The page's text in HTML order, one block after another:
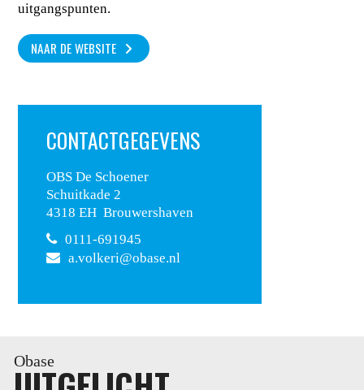
uitgangspunten.
NAAR DE WEBSITE
CONTACTGEGEVENS
OBS De Schoener
Schuitkade 2
4318 EH Brouwershaven
0111-691945
a.volkeri@obase.nl
Obase